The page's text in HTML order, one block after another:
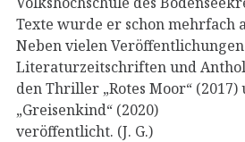
Texte wurde er schon mehrfach
Neben vielen
Literaturzeitschriften und
den Thriller „Rotes Moor“ (2017)
„Greisenkind“ (2020)
veröffentlicht. (J. G.)